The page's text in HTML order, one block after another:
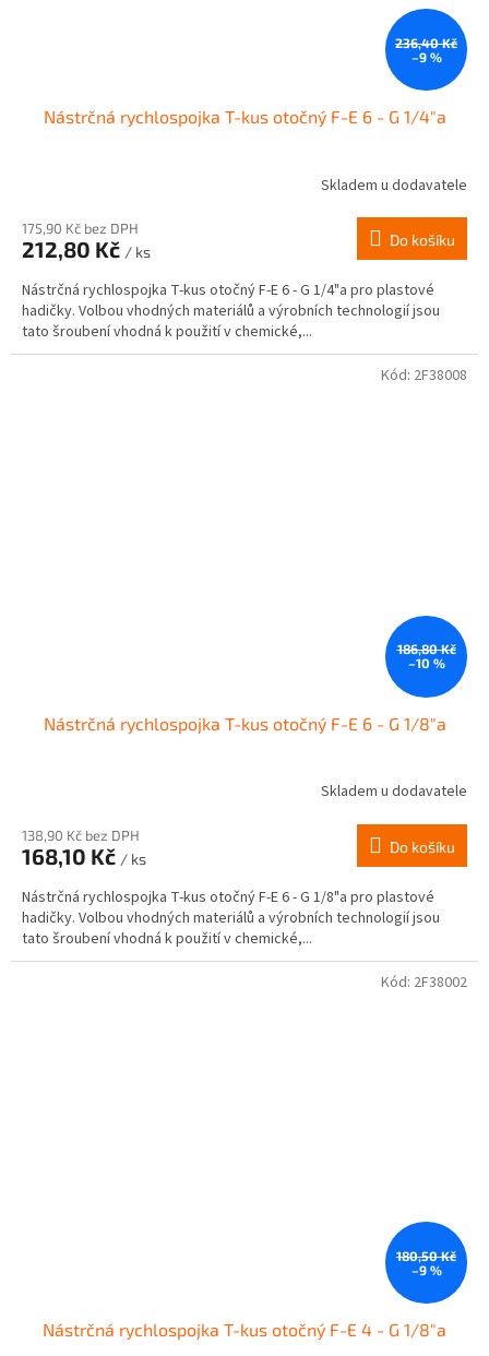
236,40 Kč
–9 %
Nástrčná rychlospojka T-kus otočný F-E 6 - G 1/4"a
Skladem u dodavatele
175,90 Kč bez DPH
212,80 Kč / ks
Do košíku
Nástrčná rychlospojka T-kus otočný F-E 6 - G 1/4"a pro plastové
hadičky. Volbou vhodných materiálů a výrobních technologií jsou
tato šroubení vhodná k použití v chemické,...
186,80 Kč
–10 %
Nástrčná rychlospojka T-kus otočný F-E 6 - G 1/8"a
Skladem u dodavatele
138,90 Kč bez DPH
168,10 Kč / ks
Do košíku
Nástrčná rychlospojka T-kus otočný F-E 6 - G 1/8"a pro plastové
hadičky. Volbou vhodných materiálů a výrobních technologií jsou
tato šroubení vhodná k použití v chemické,...
Kód: 2F38008
180,50 Kč
–9 %
Nástrčná rychlospojka T-kus otočný F-E 4 - G 1/8"a
Kód: 2F38002